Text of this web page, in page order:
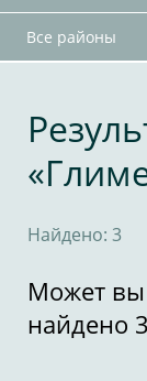
Все районы
Найдено: 3
Может вы
найдено 3